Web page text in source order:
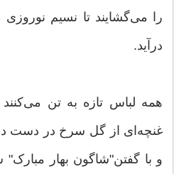
را می‌گشایند تا نسیم
درآید.
همه لباس تازه به تن
غنچه‌ای از گل سرخ در دست
و با گفتن"شاگون بهار